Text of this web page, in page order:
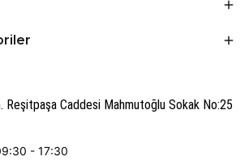
Reşitpaşa Caddesi Mahmutoğlu Sokak No:25
- 17:30